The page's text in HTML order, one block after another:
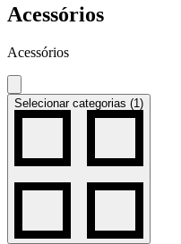
Acessórios
Acessórios
Selecionar categorias (1)